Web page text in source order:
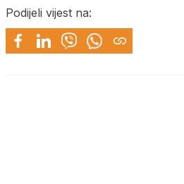
Podijeli vijest na: